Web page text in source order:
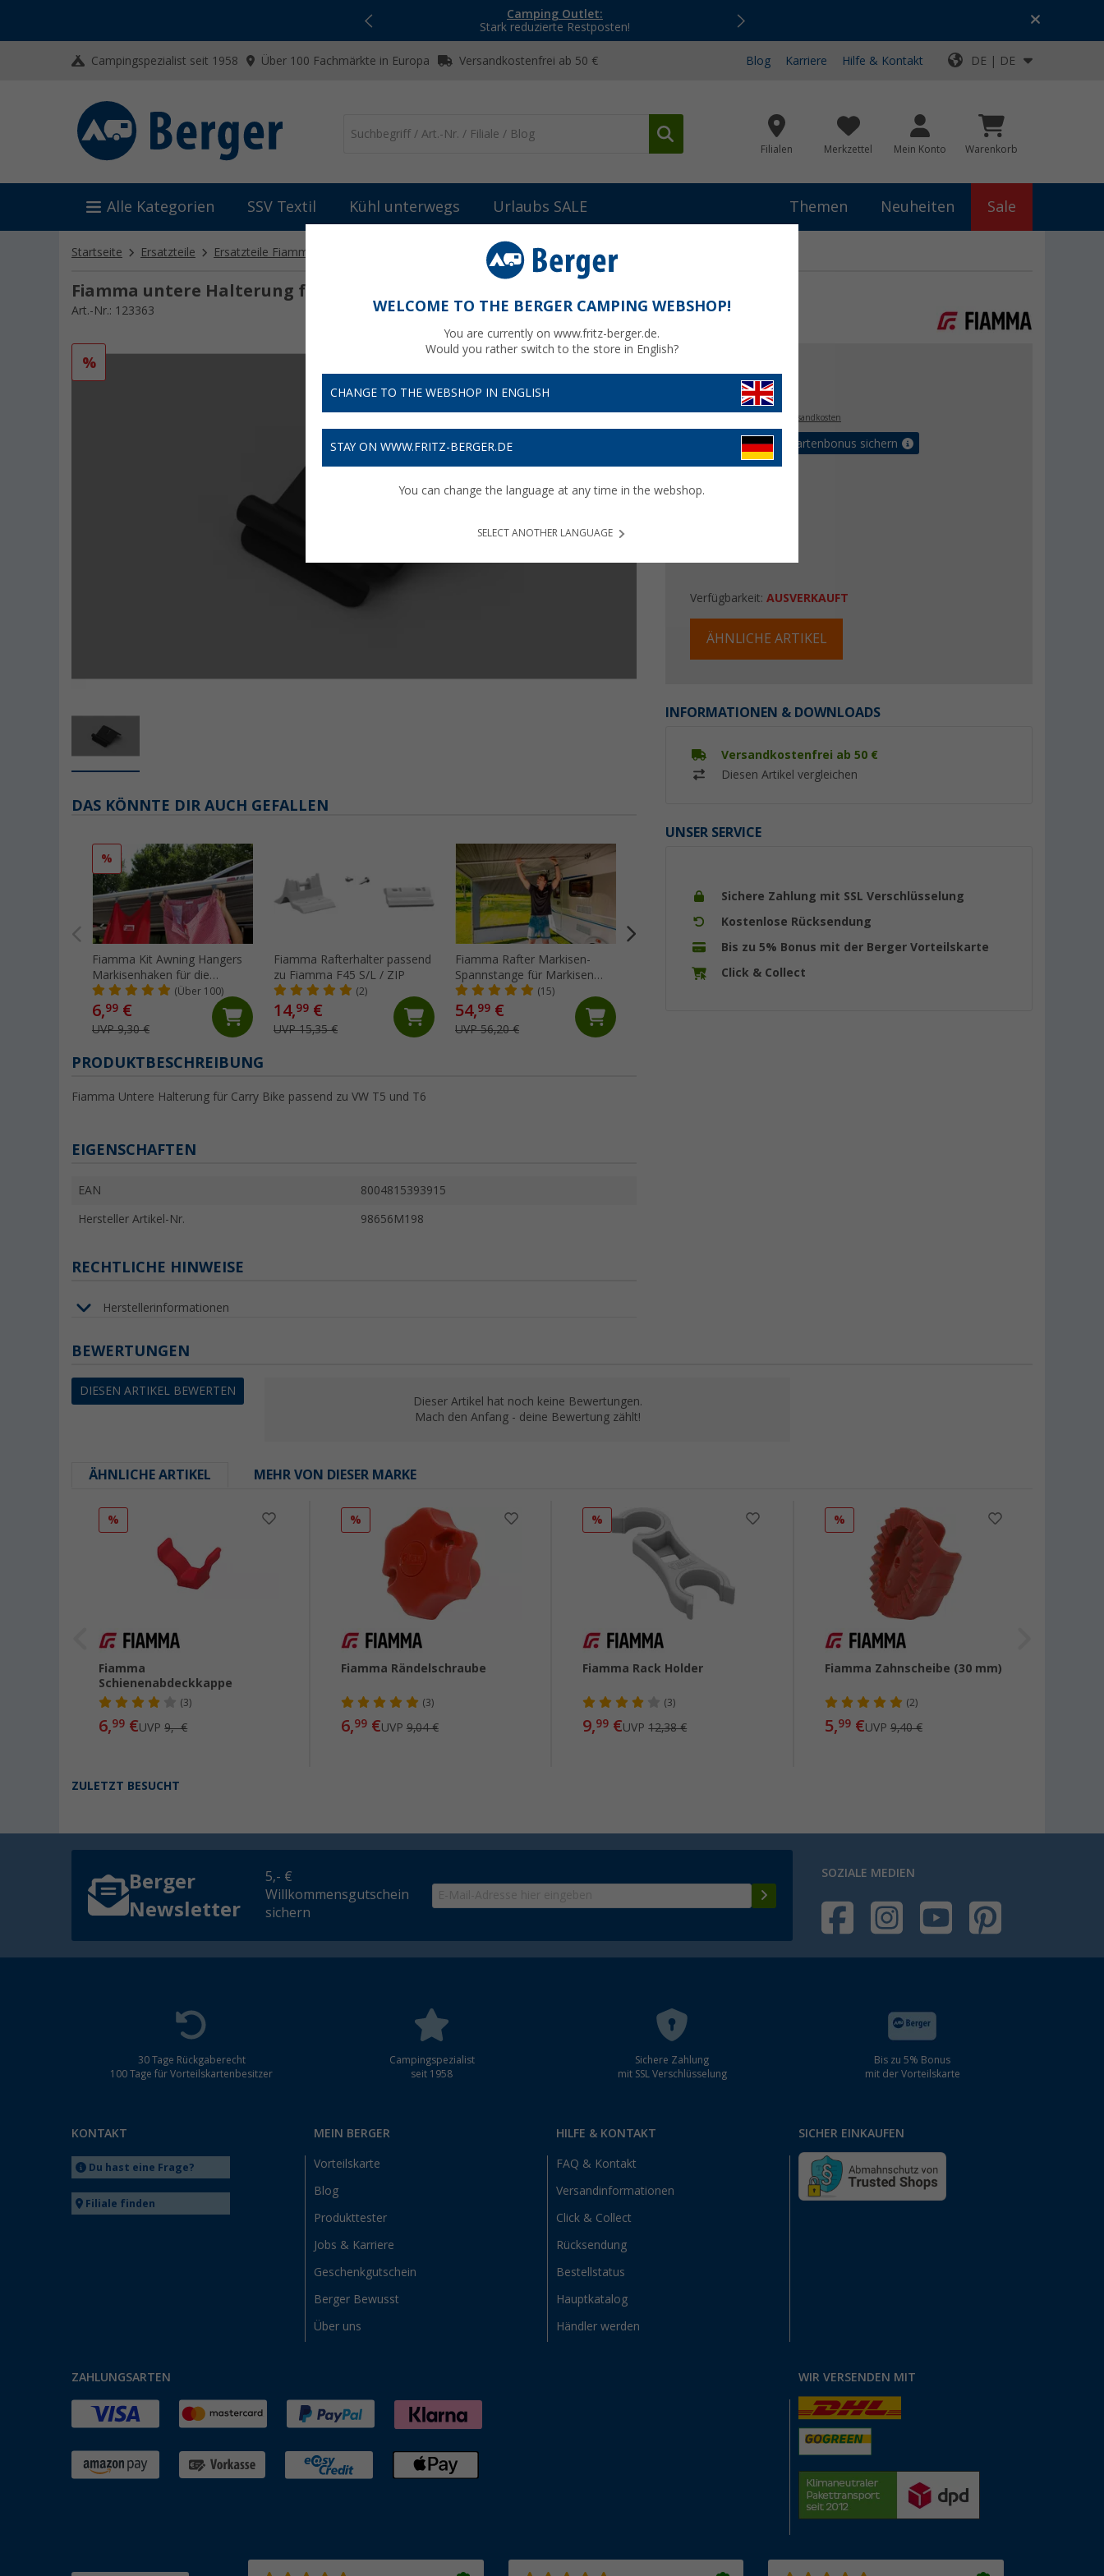
Camping Outlet:
Stark reduzierte Restposten!
Top-Deals für dein Abenteuer!
Campingspezialist seit 1958 Über 100 Fachmärkte in Europa Versandkostenfrei ab 50 € Blog Karriere Hilfe & Kontakt DE | DE
Filialen Merkzettel Mein Konto Warenkorb
Alle Kategorien SSV Textil Kühl unterwegs Urlaubs SALE Themen Neuheiten Sale
Startseite Ersatzteile Ersatzteile Fiamma Ersatzteile Fiamma Fahrradträger Fiamma untere Halterung für CB
Fiamma untere Halterung für CB
Art.-Nr.: 123363
%
€
zzgl. Versandkosten
Bis zu 5% Vorteilskartenbonus sichern
Verfügbarkeit: AUSVERKAUFT
ÄHNLICHE ARTIKEL
INFORMATIONEN & DOWNLOADS
Versandkostenfrei ab 50 €
Diesen Artikel vergleichen
UNSER SERVICE
Sichere Zahlung mit SSL Verschlüsselung
Kostenlose Rücksendung
Bis zu 5% Bonus mit der Berger Vorteilskarte
Click & Collect
DAS KÖNNTE DIR AUCH GEFALLEN
%
Fiamma Kit Awning Hangers
Markisenhaken für die
Kederschiene
(Über 100)
6,99 €
UVP 9,30 €
Fiamma Rafterhalter passend
zu Fiamma F45 S/L / ZIP
(2)
14,99 €
UVP 15,35 €
Fiamma Rafter Markisen-
Spannstange für Markisen
F45/F80/F65
(15)
54,99 €
UVP 56,20 €
PRODUKTBESCHREIBUNG
Fiamma Untere Halterung für Carry Bike passend zu VW T5 und T6
EIGENSCHAFTEN
EAN 8004815393915
Hersteller Artikel-Nr. 98656M198
RECHTLICHE HINWEISE
Herstellerinformationen
BEWERTUNGEN
DIESEN ARTIKEL BEWERTEN
Dieser Artikel hat noch keine Bewertungen.
Mach den Anfang - deine Bewertung zählt!
ÄHNLICHE ARTIKEL MEHR VON DIESER MARKE
%
Fiamma
Schienenabdeckkappe
(3)
6,99 €UVP9,- €
%
Fiamma Rändelschraube
(3)
6,99€UVP 9,04 €
%
Fiamma Rack Holder
(3)
9,99 €UVP12,38 €
%
Fiamma Zahnscheibe (30 mm)
(2)
5,99€UVP 9,40 €
ZULETZT BESUCHT
Berger
Newsletter
5,- €
Willkommensgutschein
sichern
SOZIALE MEDIEN
30 Tage Rückgaberecht
100 Tage für Vorteilskartenbesitzer
Campingspezialist
seit 1958
Sichere Zahlung
mit SSL Verschlüsselung
Bis zu 5% Bonus
mit der Vorteilskarte
KONTAKT
Du hast eine Frage?
Filiale finden
MEIN BERGER
Vorteilskarte
Blog
Produkttester
Jobs & Karriere
Geschenkgutschein
Berger Bewusst
Über uns
HILFE & KONTAKT
FAQ & Kontakt
Versandinformationen
Click & Collect
Rücksendung
Bestellstatus
Hauptkatalog
Händler werden
SICHER EINKAUFEN
ZAHLUNGSARTEN WIR VERSENDEN MIT
WELCOME TO THE BERGER CAMPING WEBSHOP!
You are currently on www.fritz-berger.de.
Would you rather switch to the store in English?
CHANGE TO THE WEBSHOP IN ENGLISH
STAY ON WWW.FRITZ-BERGER.DE
You can change the language at any time in the webshop.
SELECT ANOTHER LANGUAGE